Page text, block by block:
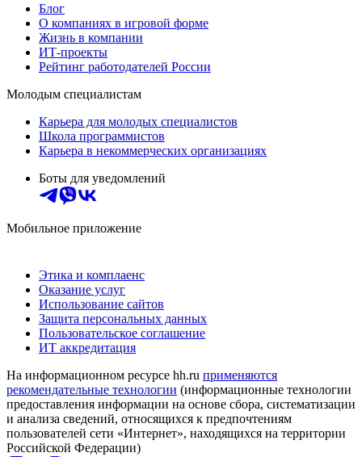
Блог
О компаниях в игровой форме
Жизнь в компании
ИТ-проекты
Рейтинг работодателей России
Молодым специалистам
Карьера для молодых специалистов
Школа программистов
Карьера в некоммерческих организациях
Боты для уведомлений
Мобильное приложение
Этика и комплаенс
Оказание услуг
Использование сайтов
Защита персональных данных
Пользовательское соглашение
ИТ аккредитация
На информационном ресурсе hh.ru применяются
рекомендательные технологии (информационные технологии
предоставления информации на основе сбора, систематизации
и анализа сведений, относящихся к предпочтениям
пользователей сети «Интернет», находящихся на территории
Российской Федерации)